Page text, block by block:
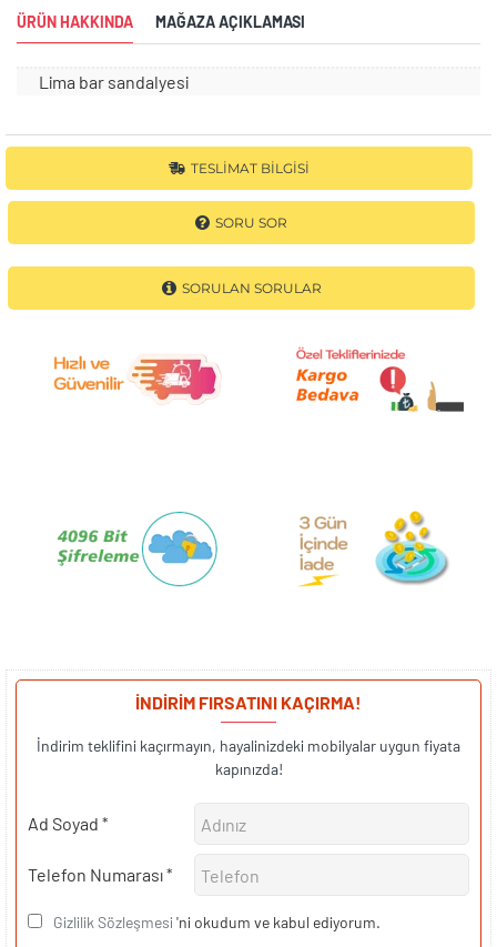
TESLIMAT BILGISI
SORU SOR
SORULAN SORULAR
İNDİRİM FIRSATINI KAÇIRMA!
İndirim teklifini kaçırmayın, hayalinizdeki mobilyalar uygun fiyata
kapınızda!
Ad Soyad
Telefon Numarası
Gizlilik Sözleşmesi 'ni okudum ve kabul ediyorum.
ÜRÜN HAKKINDA MAĞAZA AÇIKLAMASI
Lima bar sandalyesi